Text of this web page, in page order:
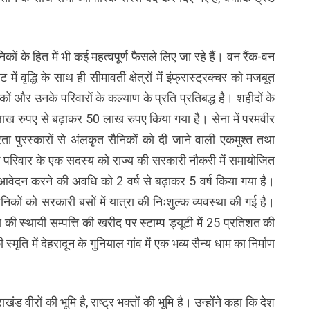
के हित में भी कई महत्वपूर्ण फैसले लिए जा रहे हैं। वन रैंक-वन
में वृद्धि के साथ ही सीमावर्ती क्षेत्रों में इंफ्रास्ट्रक्चर को मजबूत
और उनके परिवारों के कल्याण के प्रति प्रतिबद्ध है। शहीदों के
रुपए से बढ़ाकर 50 लाख रुपए किया गया है। सेना में परमवीर
पुरस्कारों से अंलकृत सैनिकों को दी जाने वाली एकमुश्त तथा
परिवार के एक सदस्य को राज्य की सरकारी नौकरी में समायोजित
करने की अवधि को 2 वर्ष से बढ़ाकर 5 वर्ष किया गया है।
को सरकारी बसों में यात्रा की निःशुल्क व्यवस्था की गई है।
स्थायी सम्पत्ति की खरीद पर स्टाम्प ड्यूटी में 25 प्रतिशत की
में देहरादून के गुनियाल गांव में एक भव्य सैन्य धाम का निर्माण
वीरों की भूमि है, राष्ट्र भक्तों की भूमि है। उन्होंने कहा कि देश